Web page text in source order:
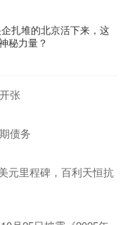
扎堆的北京活下来，这
秘力量？
张
债务
元里程碑，百利天恒抗